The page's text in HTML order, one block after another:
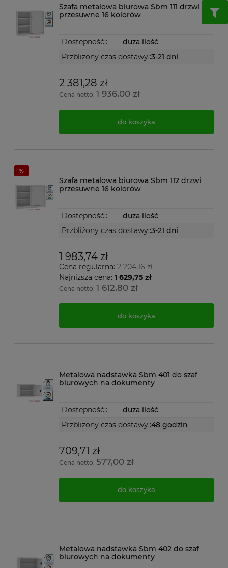
Szafa metalowa biurowa Sbm 111 drzwi
przesuwne 16 kolorów
Dostepność::
duża ilość
Przbliżony czas dostawy::3-21 dni
2 381,28 zł
Cena netto: 1 936,00 zł
do koszyka
Szafa metalowa biurowa Sbm 112 drzwi
przesuwne 16 kolorów
Dostepność::
duża ilość
Przbliżony czas dostawy::3-21 dni
1 983,74 zł
Cena regularna:2 204,16 zł
Najniższa cena:1 629,75 zł
Cena netto: 1 612,80 zł
do koszyka
Metalowa nadstawka Sbm 401 do szaf
biurowych na dokumenty
Dostepność::
duża ilość
Przbliżony czas dostawy::48 godzin
709,71 zł
Cena netto:577,00 zł
do koszyka
Metalowa nadstawka Sbm 402 do szaf
biurowych na dokumenty